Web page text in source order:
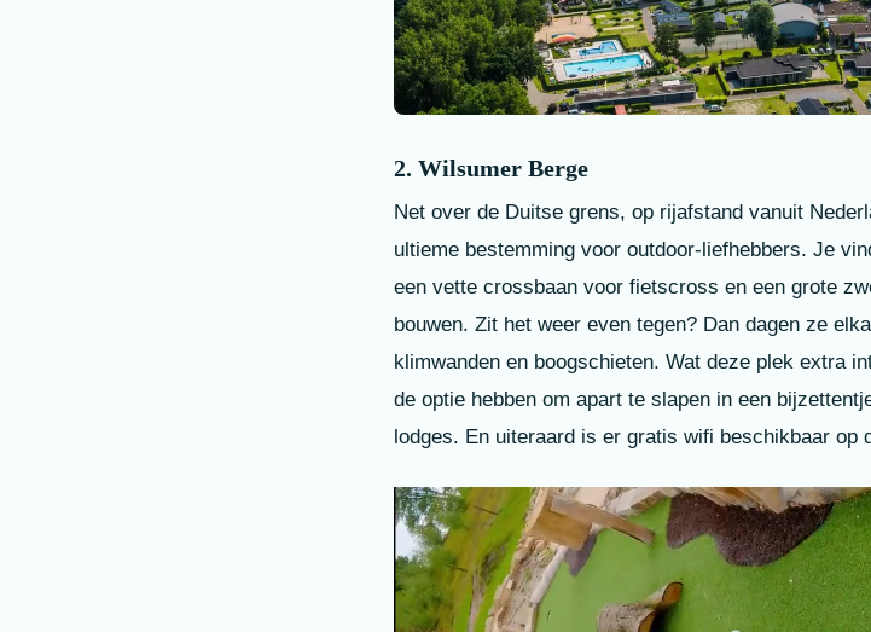
2. Wilsumer Berge
Net over de Duitse grens, op rijafstand vanuit
ultieme bestemming voor outdoor-liefhebbers. Je
een vette crossbaan voor fietscross en een grote
bouwen. Zit het weer even tegen? Dan dagen ze
klimwanden en boogschieten. Wat deze plek extra
de optie hebben om apart te slapen in een
lodges. En uiteraard is er gratis wifi beschikbaar op